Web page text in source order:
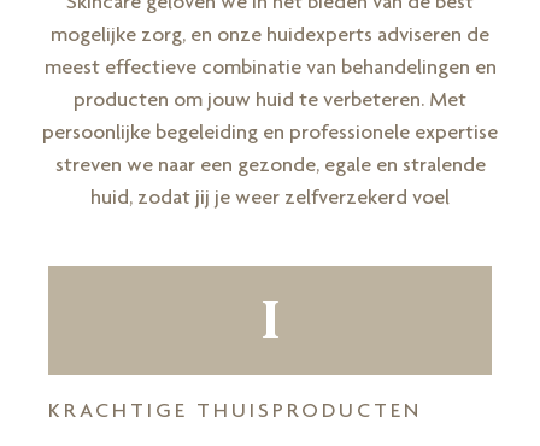
mogelijke zorg, en onze huidexperts adviseren de
meest effectieve combinatie van behandelingen en
producten om jouw huid te verbeteren. Met
persoonlijke begeleiding en professionele expertise
streven we naar een gezonde, egale en stralende
huid, zodat jij je weer zelfverzekerd voel
1
KRACHTIGE THUISPRODUCTEN